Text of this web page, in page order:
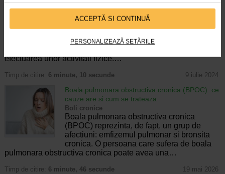
ACCEPTĂ SI CONTINUĂ
PERSONALIZEAZĂ SETĂRILE
preventie
Boli cronice
Astmul bronsic este o boala inflamatorie
care poate afecta caile respiratorii catre
plamani. Astmul bronsic perturba respiratia
efectuarea unor activitati fizice.…
Timp de citire: 6 minute, 10 secunde 9 iulie 2024
Boala pulmonara obstructiva cronica (BPOC): ce
cauze are si cum se trateaza
Boli cronice
Boala pulmonara obstructiva cronica
(BPOC) reprezinta, de fapt, un grup de
afectiuni: emfizemul pulmonar si bronsita
cronica. O persoana care sufera de boala
pulmonara obstructiva cronica poate avea una…
Timp de citire: 6 minute, 46 secunde 19 mai 2026